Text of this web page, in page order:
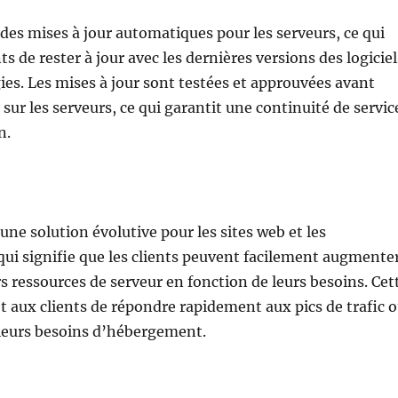
mises à jour automatiques pour les serveurs, ce qui
de rester à jour avec les dernières versions des
Les mises à jour sont testées et approuvées avant
sur les serveurs, ce qui garantit une continuité de
solution évolutive pour les sites web et les
signifie que les clients peuvent facilement
ressources de serveur en fonction de leurs besoins.
clients de répondre rapidement aux pics de trafic
besoins d’hébergement.